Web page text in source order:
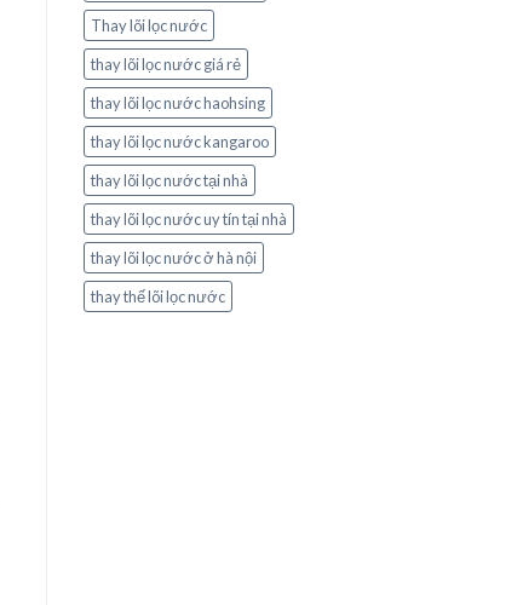
Thay lõi lọc nước
thay lõi lọc nước giá rẻ
thay lõi lọc nước haohsing
thay lõi lọc nước kangaroo
thay lõi lọc nước tại nhà
thay lõi lọc nước uy tín tại nhà
thay lõi lọc nước ở hà nội
thay thế lõi lọc nước